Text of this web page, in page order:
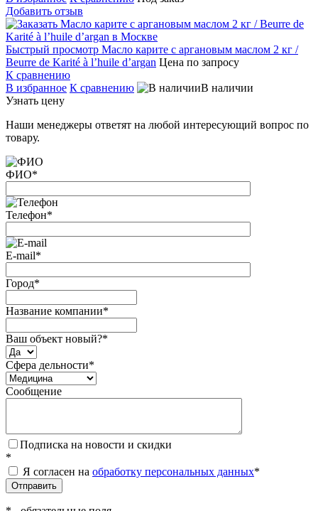
Добавить отзыв
Быстрый просмотр Масло карите с аргановым маслом 2 кг /
Beurre de Karité à l’huile d’argan Цена по запросу
К сравнению
В избранное К сравнению
В наличии
Узнать цену
Наши менеджеры ответят на любой интересующий вопрос по
товару.
ФИО*
Телефон*
E-mail*
Город*
Название компании*
Ваш объект новый?*
Сфера дельности*
Сообщение
Подписка на новости и скидки
*
Я согласен на обработку персональных данных*